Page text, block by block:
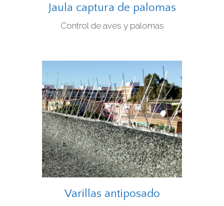
Jaula captura de palomas
Control de aves y palomas
Varillas antiposado